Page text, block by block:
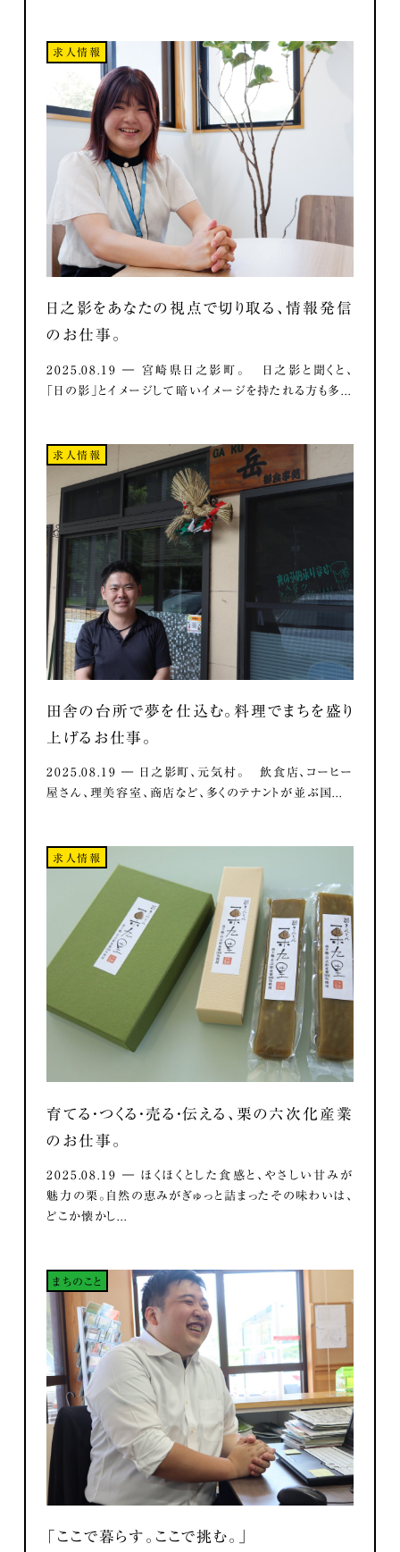
求人情報
日之影をあなたの視点で切り取る、情報発信
のお仕事。
2025.08.19 ― 宮崎県日之影町。 日之影と聞くと、
「日の影」とイメージして暗いイメージを持たれる方も多...
求人情報
田舎の台所で夢を仕込む。料理でまちを盛り
上げるお仕事。
2025.08.19 ― 日之影町、元気村。 飲食店、コーヒー
屋さん、理美容室、商店など、多くのテナントが並ぶ国...
求人情報
育てる・つくる・売る・伝える、栗の六次化産業
のお仕事。
2025.08.19 ― ほくほくとした食感と、やさしい甘みが
魅力の栗。自然の恵みがぎゅっと詰まったその味わいは、
どこか懐かし...
まちのこと
「ここで暮らす。ここで挑む。」